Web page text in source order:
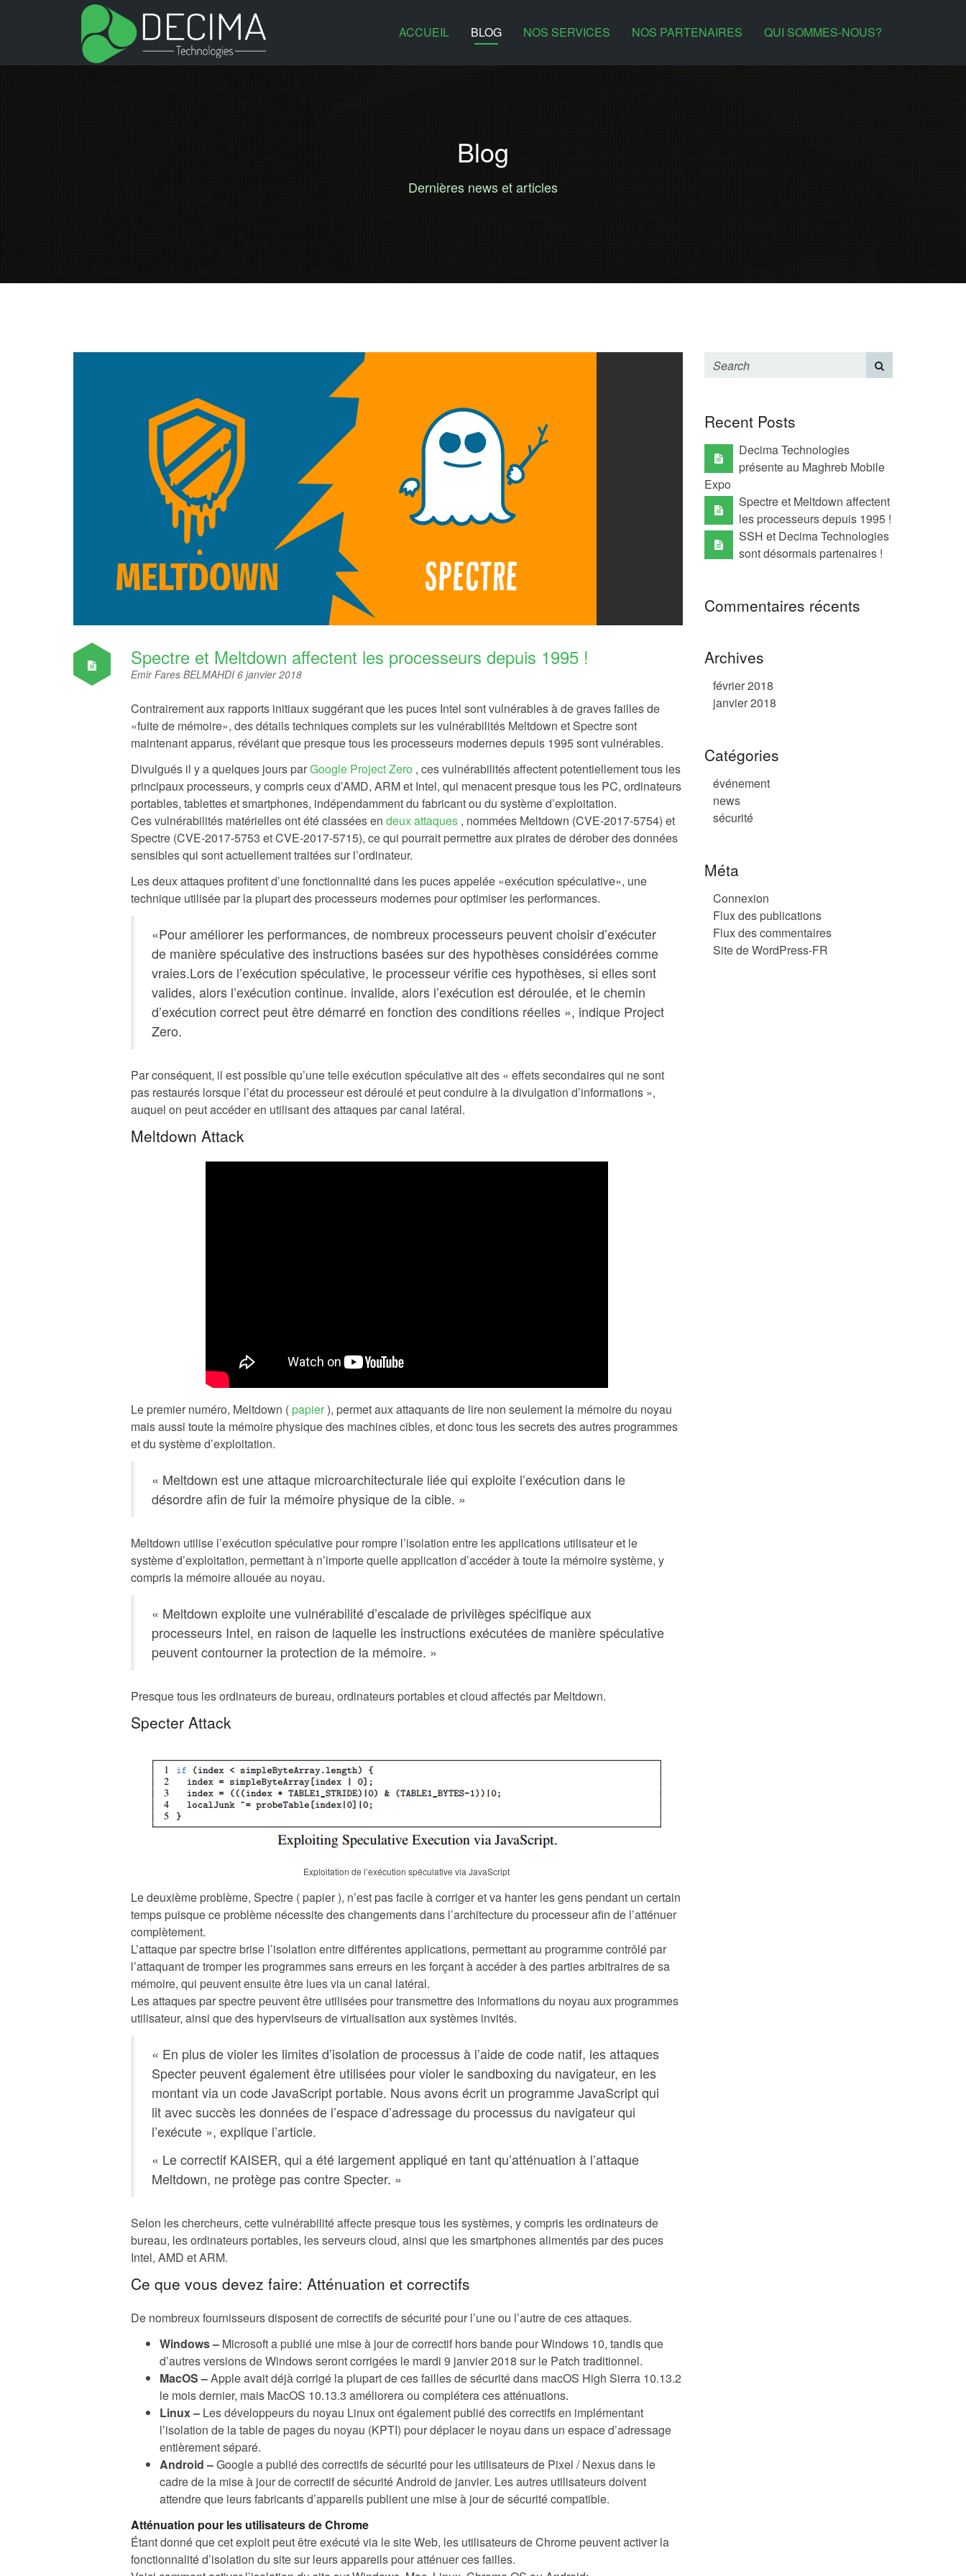
ACCUEIL BLOG NOS SERVICES NOS PARTENAIRES QUI SOMMES-NOUS?
Blog
Dernières news et articles
Spectre et Meltdown affectent les processeurs depuis 1995 !
Emir Fares BELMAHDI 6 janvier 2018
Contrairement aux rapports initiaux suggérant que les puces Intel sont vulnérables à de graves failles de
«fuite de mémoire», des détails techniques complets sur les vulnérabilités Meltdown et Spectre sont
maintenant apparus, révélant que presque tous les processeurs modernes depuis 1995 sont vulnérables.
Divulgués il y a quelques jours parGoogle Project Zero , ces vulnérabilités affectent potentiellement tous les
principaux processeurs, y compris ceux d’AMD, ARM et Intel, qui menacent presque tous les PC, ordinateurs
portables, tablettes et smartphones, indépendamment du fabricant ou du système d’exploitation.
Ces vulnérabilités matérielles ont été classées en deux attaques , nommées Meltdown (CVE-2017-5754) et
Spectre (CVE-2017-5753 et CVE-2017-5715), ce qui pourrait permettre aux pirates de dérober des données
sensibles qui sont actuellement traitées sur l’ordinateur.
Les deux attaques profitent d’une fonctionnalité dans les puces appelée «exécution spéculative», une
technique utilisée par la plupart des processeurs modernes pour optimiser les performances.
«Pour améliorer les performances, de nombreux processeurs peuvent choisir d’exécuter
de manière spéculative des instructions basées sur des hypothèses considérées comme
vraies.Lors de l’exécution spéculative, le processeur vérifie ces hypothèses, si elles sont
valides, alors l’exécution continue. invalide, alors l’exécution est déroulée, et le chemin
d’exécution correct peut être démarré en fonction des conditions réelles », indique Project
Zero.
Par conséquent, il est possible qu’une telle exécution spéculative ait des « effets secondaires qui ne sont
pas restaurés lorsque l’état du processeur est déroulé et peut conduire à la divulgation d’informations »,
auquel on peut accéder en utilisant des attaques par canal latéral.
Meltdown Attack
Le premier numéro, Meltdown ( papier), permet aux attaquants de lire non seulement la mémoire du noyau
mais aussi toute la mémoire physique des machines cibles, et donc tous les secrets des autres programmes
et du système d’exploitation.
« Meltdown est une attaque microarchitecturale liée qui exploite l’exécution dans le
désordre afin de fuir la mémoire physique de la cible. »
Meltdown utilise l’exécution spéculative pour rompre l’isolation entre les applications utilisateur et le
système d’exploitation, permettant à n’importe quelle application d’accéder à toute la mémoire système, y
compris la mémoire allouée au noyau.
« Meltdown exploite une vulnérabilité d’escalade de privilèges spécifique aux
processeurs Intel, en raison de laquelle les instructions exécutées de manière spéculative
peuvent contourner la protection de la mémoire. »
Presque tous les ordinateurs de bureau, ordinateurs portables et cloud affectés par Meltdown.
Specter Attack
Exploitation de l’exécution spéculative via JavaScript
Le deuxième problème, Spectre ( papier ), n’est pas facile à corriger et va hanter les gens pendant un certain
temps puisque ce problème nécessite des changements dans l’architecture du processeur afin de l’atténuer
complètement.
L’attaque par spectre brise l’isolation entre différentes applications, permettant au programme contrôlé par
l’attaquant de tromper les programmes sans erreurs en les forçant à accéder à des parties arbitraires de sa
mémoire, qui peuvent ensuite être lues via un canal latéral.
Les attaques par spectre peuvent être utilisées pour transmettre des informations du noyau aux programmes
utilisateur, ainsi que des hyperviseurs de virtualisation aux systèmes invités.
« En plus de violer les limites d’isolation de processus à l’aide de code natif, les attaques
Specter peuvent également être utilisées pour violer le sandboxing du navigateur, en les
montant via un code JavaScript portable. Nous avons écrit un programme JavaScript qui
lit avec succès les données de l’espace d’adressage du processus du navigateur qui
l’exécute », explique l’article.
« Le correctif KAISER, qui a été largement appliqué en tant qu’atténuation à l’attaque
Meltdown, ne protège pas contre Specter. »
Selon les chercheurs, cette vulnérabilité affecte presque tous les systèmes, y compris les ordinateurs de
bureau, les ordinateurs portables, les serveurs cloud, ainsi que les smartphones alimentés par des puces
Intel, AMD et ARM.
Ce que vous devez faire: Atténuation et correctifs
De nombreux fournisseurs disposent de correctifs de sécurité pour l’une ou l’autre de ces attaques.
Windows – Microsoft a publié une mise à jour de correctif hors bande pour Windows 10, tandis que
d’autres versions de Windows seront corrigées le mardi 9 janvier 2018 sur le Patch traditionnel.
MacOS –Apple avait déjà corrigé la plupart de ces failles de sécurité dans macOS High Sierra 10.13.2
le mois dernier, mais MacOS 10.13.3 améliorera ou complétera ces atténuations.
Linux – Les développeurs du noyau Linux ont également publié des correctifs en implémentant
l’isolation de la table de pages du noyau (KPTI) pour déplacer le noyau dans un espace d’adressage
entièrement séparé.
Android –Google a publié des correctifs de sécurité pour les utilisateurs de Pixel / Nexus dans le
cadre de la mise à jour de correctif de sécurité Android de janvier. Les autres utilisateurs doivent
attendre que leurs fabricants d’appareils publient une mise à jour de sécurité compatible.
Atténuation pour les utilisateurs de Chrome
Étant donné que cet exploit peut être exécuté via le site Web, les utilisateurs de Chrome peuvent activer la
fonctionnalité d’isolation du site sur leurs appareils pour atténuer ces failles.
Recent Posts
Decima Technologies
présente au Maghreb Mobile
Expo
Spectre et Meltdown affectent
les processeurs depuis 1995 !
SSH et Decima Technologies
sont désormais partenaires !
Commentaires récents
Archives
février 2018
janvier 2018
Catégories
événement
news
sécurité
Méta
Connexion
Flux des publications
Flux des commentaires
Site de WordPress-FR